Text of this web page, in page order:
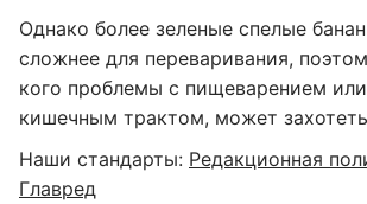
Однако более зеленые спелые
сложнее для переваривания,
кого проблемы с пищеварением
кишечным трактом, может захотеть
Наши стандарты: Редакционная
Главред